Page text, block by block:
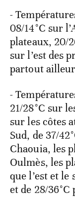
-
08/14°C sur
plateaux, 20/
sur l’est des
partout
-
21/28°C sur
sur les côtes
Sud, de 37/
Chaouia, les
Oulmès, les
que l’est et le
et de 28/